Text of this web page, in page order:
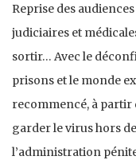
Reprise des
judiciaires et
sortir… Avec le
prisons et le monde
recommencé, à partir
garder le virus hors
l’administration